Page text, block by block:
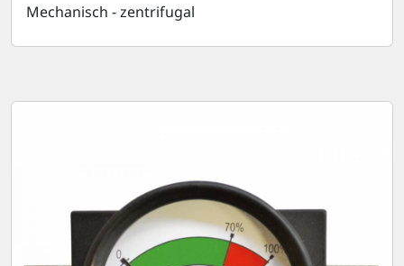
Mechanisch - zentrifugal